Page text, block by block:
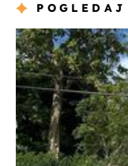
POGLEDAJ